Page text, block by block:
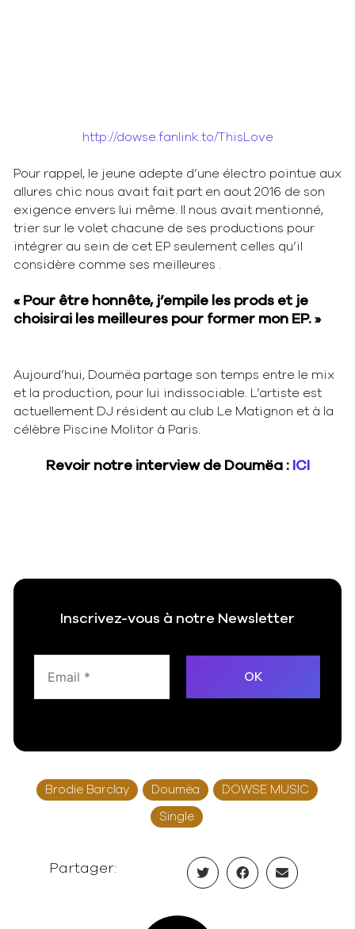
http://dowse.fanlink.to/ThisLove
Pour rappel, le jeune adepte d’une électro pointue aux
allures chic nous avait fait part en aout 2016 de son
exigence envers lui même. Il nous avait mentionné,
trier sur le volet chacune de ses productions pour
intégrer au sein de cet EP seulement celles qu’il
considère comme ses meilleures .
« Pour être honnête, j’empile les prods et je
choisirai les meilleures pour former mon EP. »
Aujourd’hui, Doumëa partage son temps entre le mix
et la production, pour lui indissociable. L’artiste est
actuellement DJ résident au club Le Matignon et à la
célèbre Piscine Molitor à Paris.
Revoir notre interview de Doumëa : ICI
Inscrivez-vous à notre Newsletter
Brodie Barclay Doumëa DOWSE MUSIC
Single
Partager: